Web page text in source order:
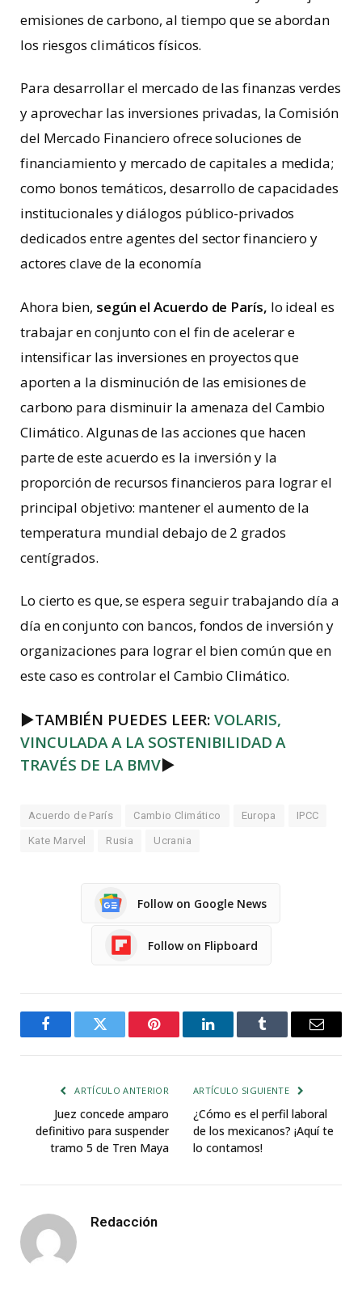
emisiones de carbono, al tiempo que se abordan
los riesgos climáticos físicos.
Para desarrollar el mercado de las finanzas verdes
y aprovechar las inversiones privadas, la Comisión
del Mercado Financiero ofrece soluciones de
financiamiento y mercado de capitales a medida;
como bonos temáticos, desarrollo de capacidades
institucionales y diálogos público-privados
dedicados entre agentes del sector financiero y
actores clave de la economía
Ahora bien, según el Acuerdo de París, lo ideal es
trabajar en conjunto con el fin de acelerar e
intensificar las inversiones en proyectos que
aporten a la disminución de las emisiones de
carbono para disminuir la amenaza del Cambio
Climático. Algunas de las acciones que hacen
parte de este acuerdo es la inversión y la
proporción de recursos financieros para lograr el
principal objetivo: mantener el aumento de la
temperatura mundial debajo de 2 grados
centígrados.
Lo cierto es que, se espera seguir trabajando día a
día en conjunto con bancos, fondos de inversión y
organizaciones para lograr el bien común que en
este caso es controlar el Cambio Climático.
►TAMBIÉN PUEDES LEER:VOLARIS,
VINCULADA A LA SOSTENIBILIDAD A
TRAVÉS DE LA BMV►
Acuerdo de París Cambio Climático Europa IPCC
Kate Marvel Rusia Ucrania
Follow on Google News
Follow on Flipboard
FacebookTwitter Pinterest LinkedInTumblr Email
ARTÍCULO ANTERIOR
Juez concede amparo
definitivo para suspender
tramo 5 de Tren Maya
ARTÍCULO SIGUIENTE
¿Cómo es el perfil laboral
de los mexicanos? ¡Aquí te
lo contamos!
Redacción